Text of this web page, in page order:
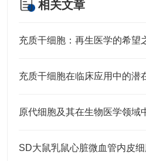
相关文章
充质干细胞：再生医学的希望
充质干细胞在临床应用中的潜
原代细胞及其在生物医学领域
SD大鼠乳鼠心脏微血管内皮